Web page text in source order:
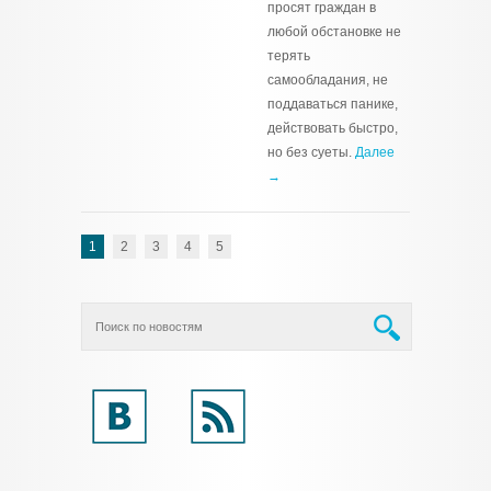
просят граждан в
любой обстановке не
терять
самообладания, не
поддаваться панике,
действовать быстро,
но без суеты. Далее
→
1 2 3 4 5